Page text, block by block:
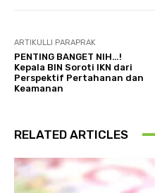
ARTIKULLI PARAPRAK
PENTING BANGET NIH…!
Kepala BIN Soroti IKN dari
Perspektif Pertahanan dan
Keamanan
RELATED ARTICLES